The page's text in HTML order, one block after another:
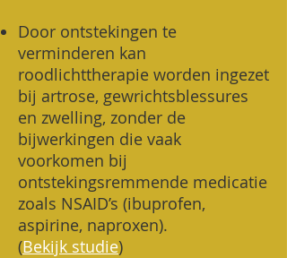
Door ontstekingen te
verminderen kan
roodlichttherapie worden ingezet
bij artrose, gewrichtsblessures
en zwelling, zonder de
bijwerkingen die vaak
voorkomen bij
ontstekingsremmende medicatie
zoals NSAID’s (ibuprofen,
aspirine, naproxen).
(Bekijk studie)